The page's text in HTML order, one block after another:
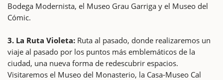
Bodega Modernista, el Museo Grau Garriga y el Museo del
Cómic.
3. La Ruta Violeta: Ruta al pasado, donde realizaremos un
viaje al pasado por los puntos más emblemáticos de la
ciudad, una nueva forma de redescubrir espacios.
Visitaremos el Museo del Monasterio, la Casa-Museo Cal